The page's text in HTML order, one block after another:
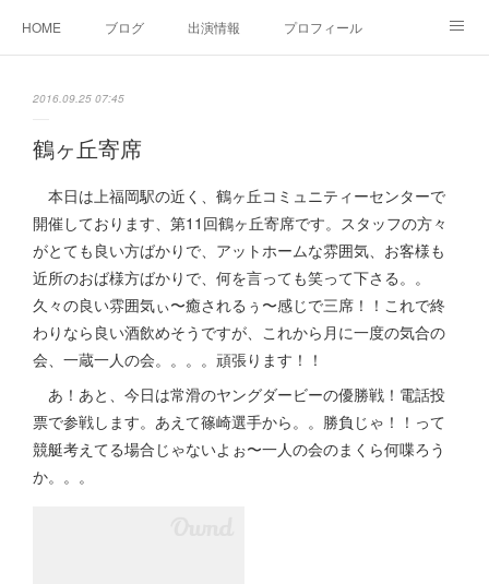
HOME ブログ 出演情報 プロフィール
2016.09.25 07:45
鶴ヶ丘寄席
本日は上福岡駅の近く、鶴ヶ丘コミュニティーセンターで
開催しております、第11回鶴ヶ丘寄席です。スタッフの方々
がとても良い方ばかりで、アットホームな雰囲気、お客様も
近所のおば様方ばかりで、何を言っても笑って下さる。。
久々の良い雰囲気ぃ〜癒されるぅ〜感じで三席！！これで終
わりなら良い酒飲めそうですが、これから月に一度の気合の
会、一蔵一人の会。。。。頑張ります！！
あ！あと、今日は常滑のヤングダービーの優勝戦！電話投
票で参戦します。あえて篠崎選手から。。勝負じゃ！！って
競艇考えてる場合じゃないよぉ〜一人の会のまくら何喋ろう
か。。。